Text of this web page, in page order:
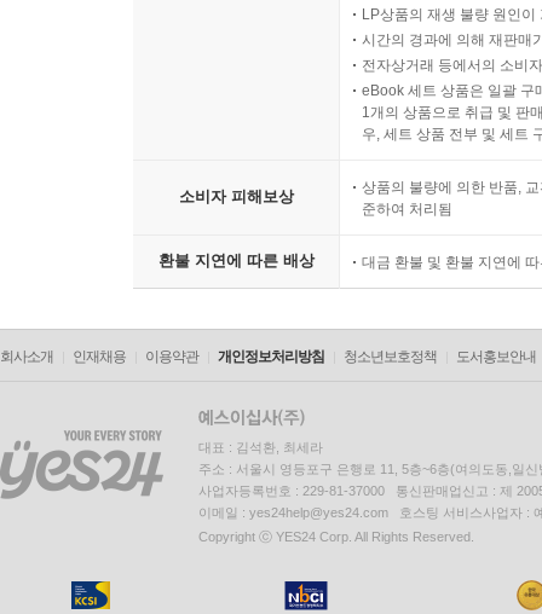
LP상품의 재생 불량 원인
시간의 경과에 의해 재판매
전자상거래 등에서의 소비
eBook 세트 상품은 일괄 구
1개의 상품으로 취급 및 판
우, 세트 상품 전부 및 세트
소비자 피해보상
상품의 불량에 의한 반품,
준하여 처리됨
환불 지연에 따른 배상 대금 환불 및 환불 지연에
회사소개 인재채용 이용약관 개인정보처리방침 청소년보호정책 도서홍보안내
대표 : 김석환, 최세라
주소 : 서울시 영등포구 은행로 11, 5층~6층(여의도동,일신
사업자등록번호 : 229-81-37000 통신판매업신고 : 제
이메일 : yes24help@yes24.com 호스팅 서비스사업자 :
Copyright ⓒ YES24 Corp. All Rights Reserved.